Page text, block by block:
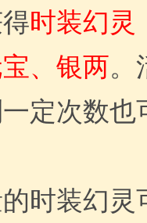
时装幻灵
、银两。
定次数也
时装幻灵